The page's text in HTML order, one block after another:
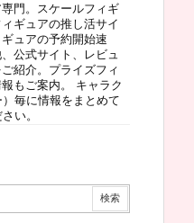
門。スケールフィギ
ギュアの推し活サイ
ュアの予約開始速
公式サイト、レビュ
紹介。プライズフィ
もご案内。 キャラク
毎に情報をまとめて
い。